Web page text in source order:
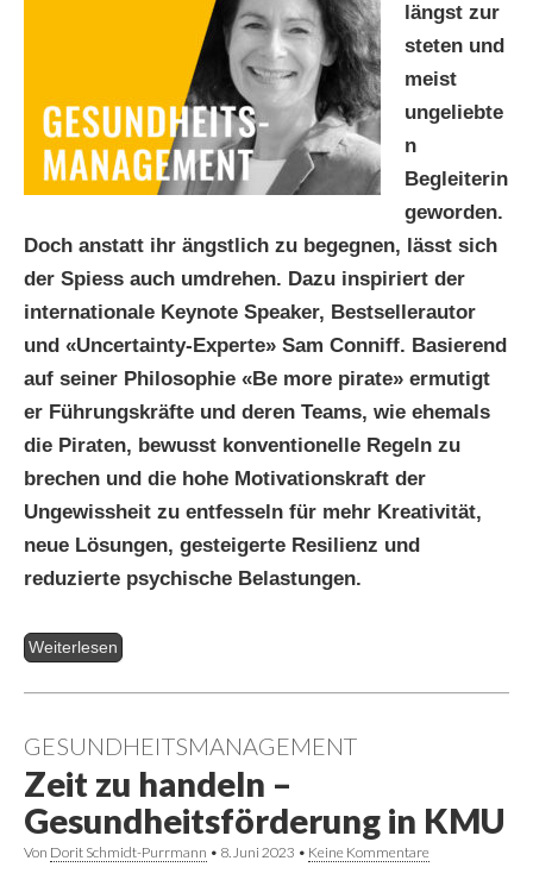
längst zur
steten und
meist
ungeliebte
n
Begleiterin
geworden.
Doch anstatt ihr ängstlich zu begegnen, lässt sich
der Spiess auch umdrehen. Dazu inspiriert der
internationale Keynote Speaker, Bestsellerautor
und «Uncertainty-Experte» Sam Conniff. Basierend
auf seiner Philosophie «Be more pirate» ermutigt
er Führungskräfte und deren Teams, wie ehemals
die Piraten, bewusst konventionelle Regeln zu
brechen und die hohe Motivationskraft der
Ungewissheit zu entfesseln für mehr Kreativität,
neue Lösungen, gesteigerte Resilienz und
reduzierte psychische Belastungen.
Weiterlesen
GESUNDHEITSMANAGEMENT
Zeit zu handeln –
Gesundheitsförderung in KMU
Von Dorit Schmidt-Purrmann • 8. Juni 2023 • Keine Kommentare